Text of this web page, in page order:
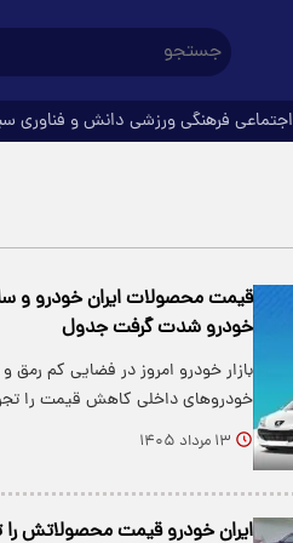
اجتماعی فرهنگیورزشی دانش و فناوری
خودرو شدت گرفت جدول
بازار خودرو امروز در فضایی کم رمق
خودروهای داخلی کاهش قیمت را
۱۳ مرداد ۱۴۰۵